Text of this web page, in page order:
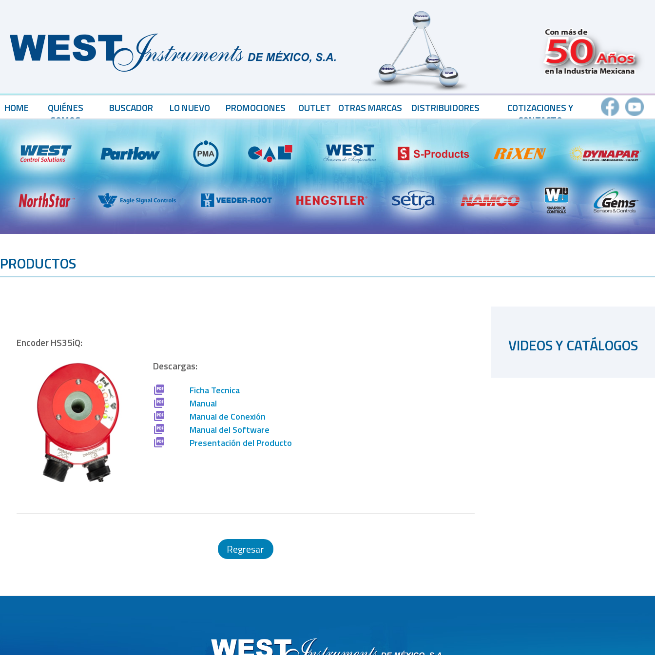
HOME
QUIÉNES
SOMOS
BUSCADOR LO NUEVO PROMOCIONES OUTLET OTRAS MARCAS DISTRIBUIDORES
COTIZACIONES Y
CONTACTO
PRODUCTOS
Encoder HS35iQ:
Descargas:
Ficha Tecnica
Manual
Manual de Conexión
Manual del Software
Presentación del Producto
Regresar
VIDEOS Y CATÁLOGOS